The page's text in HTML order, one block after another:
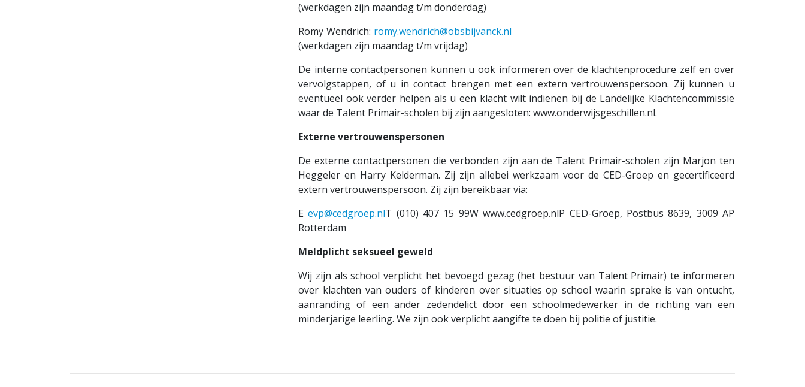
(werkdagen zijn maandag t/m donderdag)
Romy Wendrich: romy.wendrich@obsbijvanck.nl
(werkdagen zijn maandag t/m vrijdag)
De interne contactpersonen kunnen u ook informeren over de klachtenprocedure zelf en over
vervolgstappen, of u in contact brengen met een extern vertrouwenspersoon. Zij kunnen u
eventueel ook verder helpen als u een klacht wilt indienen bij de Landelijke Klachtencommissie
waar de Talent Primair-scholen bij zijn aangesloten: www.onderwijsgeschillen.nl.
Externe vertrouwenspersonen
De externe contactpersonen die verbonden zijn aan de Talent Primair-scholen zijn Marjon ten
Heggeler en Harry Kelderman. Zij zijn allebei werkzaam voor de CED-Groep en gecertificeerd
extern vertrouwenspersoon. Zij zijn bereikbaar via:
Eevp@cedgroep.nlT (010) 407 15 99W www.cedgroep.nlP CED-Groep, Postbus 8639, 3009 AP
Rotterdam
Meldplicht seksueel geweld
Wij zijn als school verplicht het bevoegd gezag (het bestuur van Talent Primair) te informeren
over klachten van ouders of kinderen over situaties op school waarin sprake is van ontucht,
aanranding of een ander zedendelict door een schoolmedewerker in de richting van een
minderjarige leerling. We zijn ook verplicht aangifte te doen bij politie of justitie.